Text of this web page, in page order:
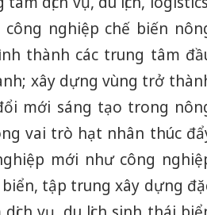
nghiệp chế biến
thành các trung tâm
xây dựng vùng trở
mới sáng tạo trong
vai trò hạt nhân thúc
mới như công
tập trung xây dựng
Cà
công
sản